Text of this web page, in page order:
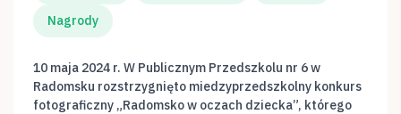
Nagrody
10 maja 2024 r. W Publicznym Przedszkolu nr 6 w
Radomsku rozstrzygnięto miedzyprzedszkolny konkurs
fotograficzny „Radomsko w oczach dziecka”, którego